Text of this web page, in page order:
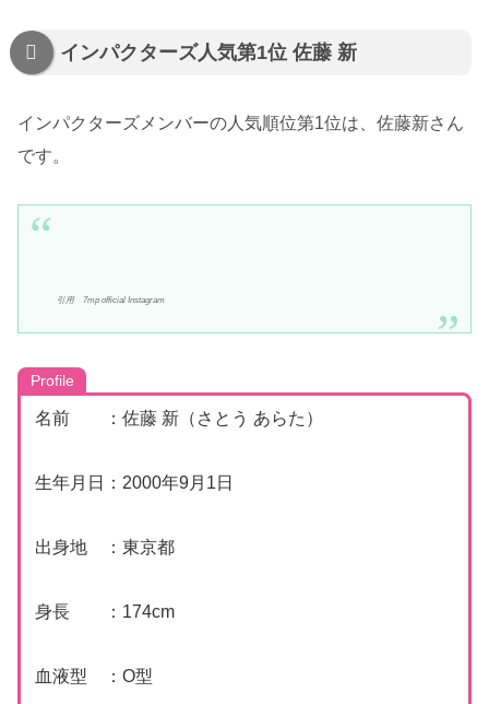
インパクターズ人気第1位 佐藤 新
インパクターズメンバーの人気順位第1位は、佐藤新さん
です。
引用 7mp official Instagram
Profile
名前 ：佐藤 新（さとう あらた）
生年月日：2000年9月1日
出身地 ：東京都
身長 ：174cm
血液型 ：O型